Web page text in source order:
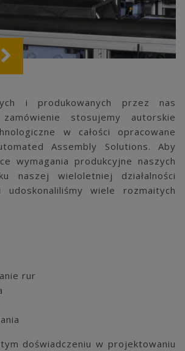
i produkowanych przez nas
stosujemy autorskie
w całości opracowane
Assembly Solutions. Aby
wymagania produkcyjne naszych
naszej wieloletniej działalności
udoskonaliliśmy wiele rozmaitych
rur
doświadczeniu w projektowaniu